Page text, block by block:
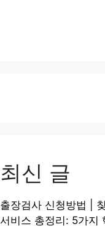
최신 글
출장검사 신청방법 |
서비스 총정리: 5가지